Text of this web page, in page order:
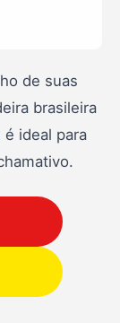
de suas
brasileira
é ideal para